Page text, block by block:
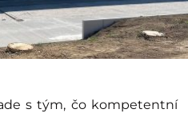
s tým, čo kompetentní